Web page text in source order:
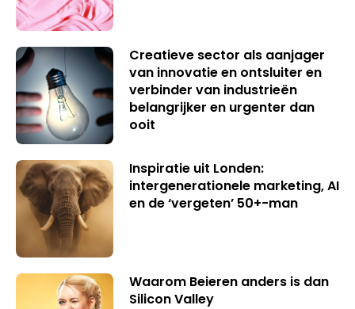
Creatieve sector als aanjager
van innovatie en ontsluiter en
verbinder van industrieën
belangrijker en urgenter dan
ooit
Inspiratie uit Londen:
intergenerationele marketing, AI
en de ‘vergeten’ 50+-man
Waarom Beieren anders is dan
Silicon Valley